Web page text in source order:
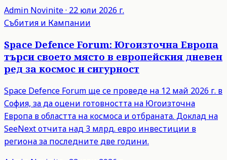
Admin Novinite· 22 юли 2026 г.
Събития и Кампании
Space Defence Forum: Югоизточна Европа
търси своето място в европейския дневен
ред за космос и сигурност
Space Defence Forum ще се проведе на 12 май 2026 г. в
София, за да оцени готовността на Югоизточна
Европа в областта на космоса и отбраната. Доклад на
SeeNext отчита над 3 млрд. евро инвестиции в
региона за последните две години.